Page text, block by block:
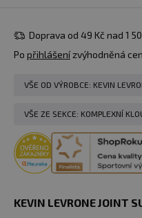
Doprava od 49 Kč nad 1
Po přihlášenízvýhodněná
VŠE OD VÝROBCE: KEVIN
VŠE ZE SEKCE: KOMPLEXNÍ
KEVIN LEVRONE JOINT